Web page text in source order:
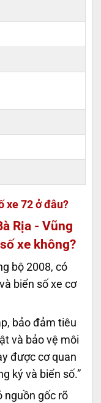
xe 72 ở đâu?
Rịa - Vũng
xe không?
bộ 2008, có
biển số xe cơ
bảo đảm tiêu
và bảo vệ môi
được cơ quan
ký và biển số.”
nguồn gốc rõ